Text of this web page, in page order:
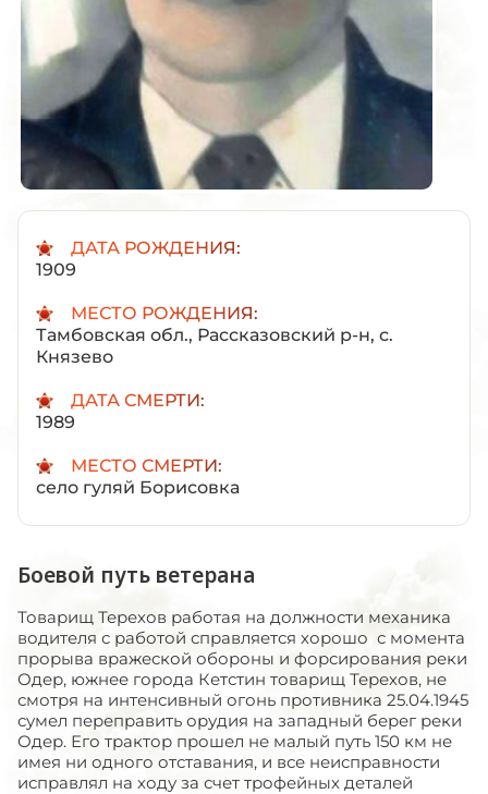
ДАТА РОЖДЕНИЯ:
1909
МЕСТО РОЖДЕНИЯ:
Тамбовская обл., Рассказовский р-н, с.
Князево
ДАТА СМЕРТИ:
1989
МЕСТО СМЕРТИ:
село гуляй Борисовка
Боевой путь ветерана
Товарищ Терехов работая на должности механика
водителя с работой справляется хорошо с момента
прорыва вражеской обороны и форсирования реки
Одер, южнее города Кетстин товарищ Терехов, не
смотря на интенсивный огонь противника 25.04.1945
сумел переправить орудия на западный берег реки
Одер. Его трактор прошел не малый путь 150 км не
имея ни одного отставания, и все неисправности
исправлял на ходу за счет трофейных деталей